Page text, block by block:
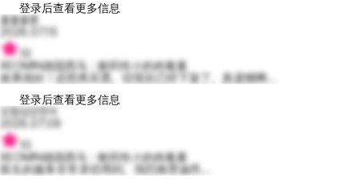
登录后查看更多信息
홀롤롤롱
XEOMIN德国西马：耐药性小的肉毒素
效果很好！还想再买票，但现在已经下架了，真遗憾啊...
登录后查看更多信息
모험심강한이
XEOMIN德国西马：耐药性小的肉毒素
医生的服务非常亲切周到，强烈推荐迪昂...